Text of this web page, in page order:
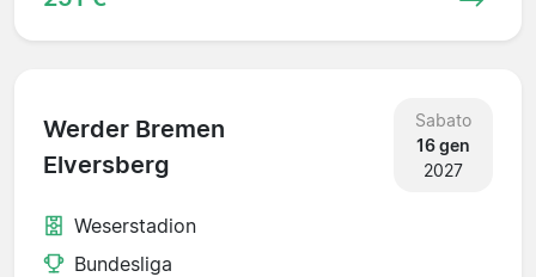
Werder Bremen
Elversberg
Sabato
16 gen
2027
Weserstadion
Bundesliga